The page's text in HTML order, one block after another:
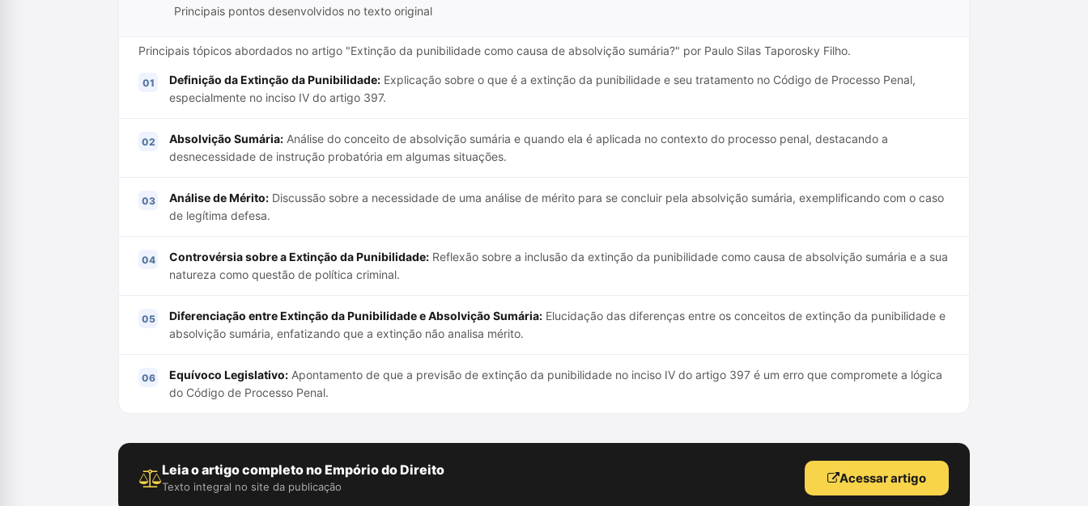
Principais pontos desenvolvidos no texto original
Principais tópicos abordados no artigo "Extinção da punibilidade como causa de absolvição sumária?" por Paulo Silas Taporosky Filho.
Definição da Extinção da Punibilidade: Explicação sobre o que é a extinção da punibilidade e seu tratamento no Código de Processo Penal,
especialmente no inciso IV do artigo 397.
Absolvição Sumária: Análise do conceito de absolvição sumária e quando ela é aplicada no contexto do processo penal, destacando a
desnecessidade de instrução probatória em algumas situações.
Análise de Mérito: Discussão sobre a necessidade de uma análise de mérito para se concluir pela absolvição sumária, exemplificando com o caso
de legítima defesa.
Controvérsia sobre a Extinção da Punibilidade: Reflexão sobre a inclusão da extinção da punibilidade como causa de absolvição sumária e a sua
natureza como questão de política criminal.
Diferenciação entre Extinção da Punibilidade e Absolvição Sumária: Elucidação das diferenças entre os conceitos de extinção da punibilidade e
absolvição sumária, enfatizando que a extinção não analisa mérito.
Equívoco Legislativo: Apontamento de que a previsão de extinção da punibilidade no inciso IV do artigo 397 é um erro que compromete a lógica
do Código de Processo Penal.
Leia o artigo completo no Empório do Direito
Texto integral no site da publicação
Acessar artigo